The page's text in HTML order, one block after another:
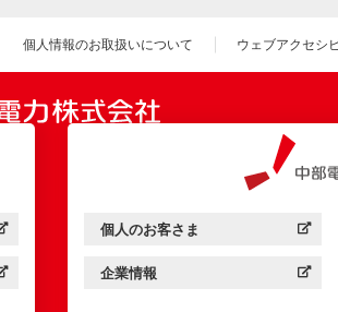
個人情報のお取扱いについて ウェブアクセシ
中部電力ミライズ：
個人のお客さま
（新しいウィンドウを開きます）
中部電力ミライズ：
企業情報
（新しいウィンドウを開きます）